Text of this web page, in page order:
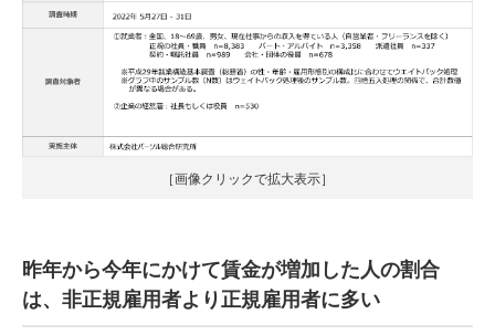
［画像クリックで拡大表示］
昨年から今年にかけて賃金が増加した人の割合
は、非正規雇用者より正規雇用者に多い